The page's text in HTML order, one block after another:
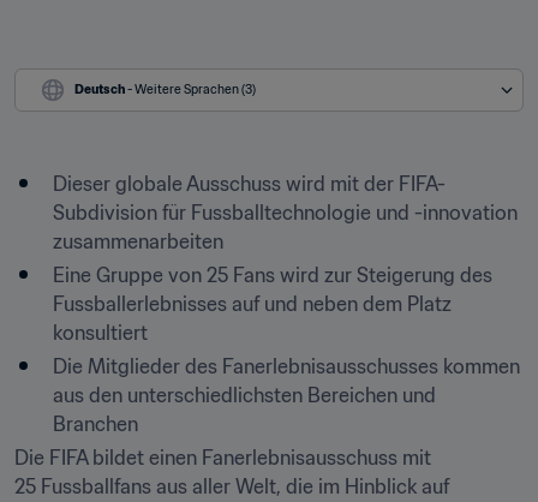
Deutsch - Weitere Sprachen (3)
Dieser globale Ausschuss wird mit der FIFA-
Subdivision für Fussballtechnologie und -innovation
zusammenarbeiten
Eine Gruppe von 25 Fans wird zur Steigerung des
Fussballerlebnisses auf und neben dem Platz
konsultiert
Die Mitglieder des Fanerlebnisausschusses kommen
aus den unterschiedlichsten Bereichen und
Branchen
Die FIFA bildet einen Fanerlebnisausschuss mit
25 Fussballfans aus aller Welt, die im Hinblick auf